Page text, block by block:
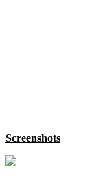
Screenshots